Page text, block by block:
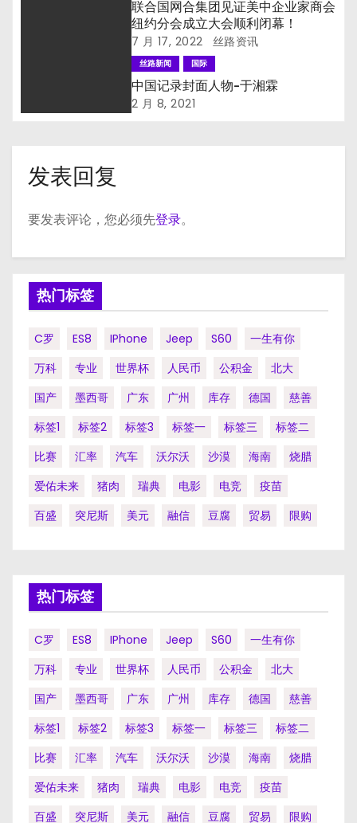
联合国网合集团见证美中企业家商会
纽约分会成立大会顺利闭幕！
7 月 17, 2022 丝路资讯
丝路新闻 国际
中国记录封面人物-于湘霖
2 月 8, 2021
发表回复
要发表评论，您必须先登录。
热门标签
C罗 ES8 IPhone Jeep S60
一生有你
万科
专业 世界杯 人民币 公积金
北大
国产
墨西哥 广东 广州 库存 德国
慈善
标签1
标签2 标签3 标签一 标签三
标签二
比赛
汇率 汽车 沃尔沃 沙漠 海南
烧腊
爱佑未来
猪肉 瑞典 电影 电竞
疫苗
百盛
突尼斯 美元 融信 豆腐 贸易 限购
热门标签
C罗 ES8 IPhone Jeep S60
一生有你
万科
专业 世界杯 人民币 公积金
北大
国产
墨西哥 广东 广州 库存 德国
慈善
标签1
标签2 标签3 标签一 标签三
标签二
比赛
汇率 汽车 沃尔沃 沙漠 海南
烧腊
爱佑未来
猪肉 瑞典 电影 电竞
疫苗
百盛
突尼斯 美元 融信 豆腐 贸易 限购